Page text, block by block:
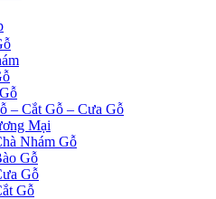
– Cắt Gỗ – Cưa Gỗ
Mại
Nhám Gỗ
Gỗ
Gỗ
Gỗ